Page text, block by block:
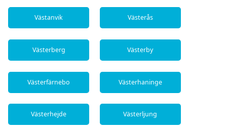
Västanvik Västerås
Västerberg Västerby
Västerfärnebo Västerhaninge
Västerhejde Västerljung